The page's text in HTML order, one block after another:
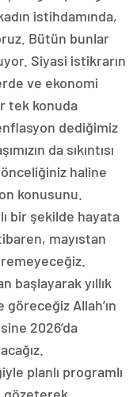
istihdamında,
Bütün bunlar
Siyasi istikrarın
ve ekonomi
tek konuda
dediğimiz
da sıkıntısı
önceliğiniz haline
konusunu.
bir şekilde hayata
mayıstan
başlayarak yıllık
Allah’ın
2026’da
planlı programlı